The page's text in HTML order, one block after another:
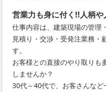
営業力も身に付く!!人柄
仕事内容は、建築現場の管理
見積り・交渉・受発注業務・
す。
お客様との直接のやり取りも
しませんか？
30代～40代で、お客さんな